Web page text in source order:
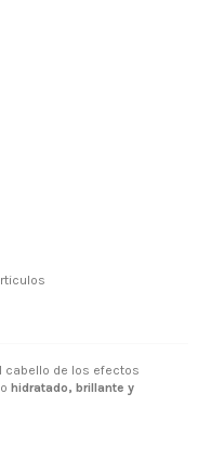
cabello de los efectos
hidratado, brillante y